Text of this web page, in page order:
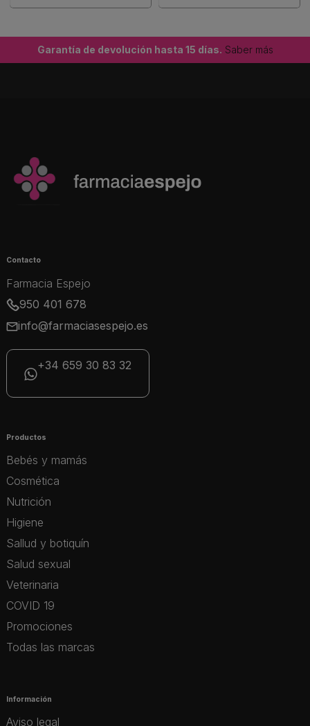
Garantía de devolución hasta 15 días. Saber más
Contacto
Farmacia Espejo
950 401 678
info@farmaciasespejo.es
+34 659 30 83 32
Productos
Bebés y mamás
Cosmética
Nutrición
Higiene
Sallud y botiquín
Salud sexual
Veterinaria
COVID 19
Promociones
Todas las marcas
Información
Aviso legal